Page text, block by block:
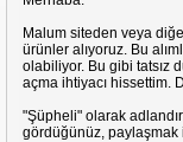
Malum siteden veya
ürünler alıyoruz. Bu
olabiliyor. Bu gibi tatsız
açma ihtiyacı hissettim.
"Şüpheli" olarak
gördüğünüz, paylaşmak